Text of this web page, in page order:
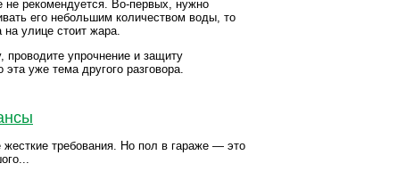
не рекомендуется. Во-первых, нужно
его небольшим количеством воды, то
улице стоит жара.
упрочнение и защиту
уже тема другого разговора.
требования. Но пол в гараже — это